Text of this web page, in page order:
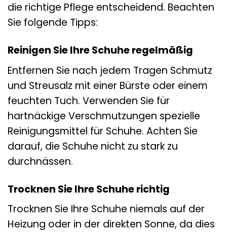
die richtige Pflege entscheidend. Beachten
Sie folgende Tipps:
Reinigen Sie Ihre Schuhe regelmäßig
Entfernen Sie nach jedem Tragen Schmutz
und Streusalz mit einer Bürste oder einem
feuchten Tuch. Verwenden Sie für
hartnäckige Verschmutzungen spezielle
Reinigungsmittel für Schuhe. Achten Sie
darauf, die Schuhe nicht zu stark zu
durchnässen.
Trocknen Sie Ihre Schuhe richtig
Trocknen Sie Ihre Schuhe niemals auf der
Heizung oder in der direkten Sonne, da dies